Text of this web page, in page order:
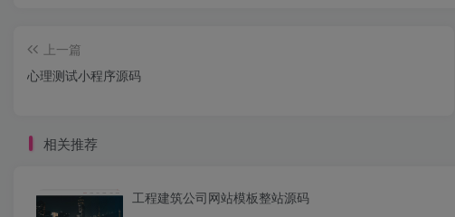
上一篇
心理测试小程序源码
相关推荐
工程建筑公司网站模板整站源码